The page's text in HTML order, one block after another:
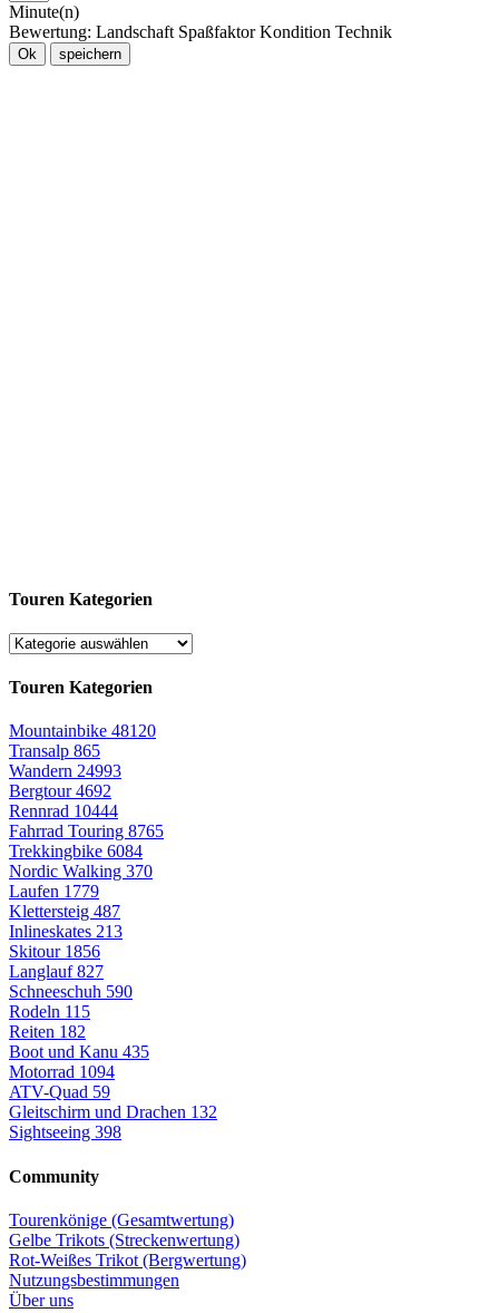
Minute(n)
Bewertung: Landschaft Spaßfaktor Kondition Technik
Ok speichern
Touren Kategorien
Touren Kategorien
Mountainbike 48120
Transalp 865
Wandern 24993
Bergtour4692
Rennrad 10444
Fahrrad Touring 8765
Trekkingbike 6084
Nordic Walking 370
Laufen 1779
Klettersteig 487
Inlineskates 213
Skitour 1856
Langlauf827
Schneeschuh 590
Rodeln 115
Reiten 182
Boot und Kanu 435
Motorrad 1094
ATV-Quad 59
Gleitschirm und Drachen 132
Sightseeing 398
Community
Tourenkönige (Gesamtwertung)
Gelbe Trikots (Streckenwertung)
Rot-Weißes Trikot (Bergwertung)
Nutzungsbestimmungen
Über uns